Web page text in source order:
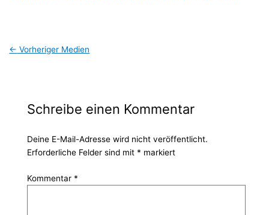
← Vorheriger Medien
Schreibe einen Kommentar
Deine E-Mail-Adresse wird nicht veröffentlicht.
Erforderliche Felder sind mit * markiert
Kommentar *